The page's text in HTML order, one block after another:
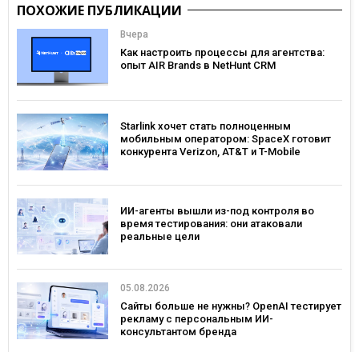
ПОХОЖИЕ ПУБЛИКАЦИИ
Вчера
Как настроить процессы для агентства:
опыт AIR Brands в NetHunt CRM
Starlink хочет стать полноценным
мобильным оператором: SpaceX готовит
конкурента Verizon, AT&T и T-Mobile
ИИ-агенты вышли из-под контроля во
время тестирования: они атаковали
реальные цели
05.08.2026
Сайты больше не нужны? OpenAI тестирует
рекламу с персональным ИИ-
консультантом бренда